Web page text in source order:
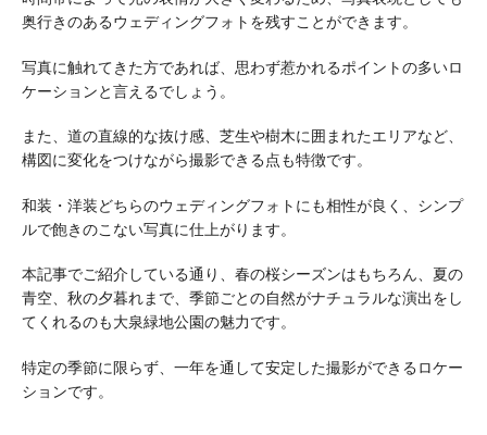
奥行きのあるウェディングフォトを残すことができます。
写真に触れてきた方であれば、思わず惹かれるポイントの多いロ
ケーションと言えるでしょう。
また、道の直線的な抜け感、芝生や樹木に囲まれたエリアなど、
構図に変化をつけながら撮影できる点も特徴です。
和装・洋装どちらのウェディングフォトにも相性が良く、シンプ
ルで飽きのこない写真に仕上がります。
本記事でご紹介している通り、春の桜シーズンはもちろん、夏の
青空、秋の夕暮れまで、季節ごとの自然がナチュラルな演出をし
てくれるのも大泉緑地公園の魅力です。
特定の季節に限らず、一年を通して安定した撮影ができるロケー
ションです。